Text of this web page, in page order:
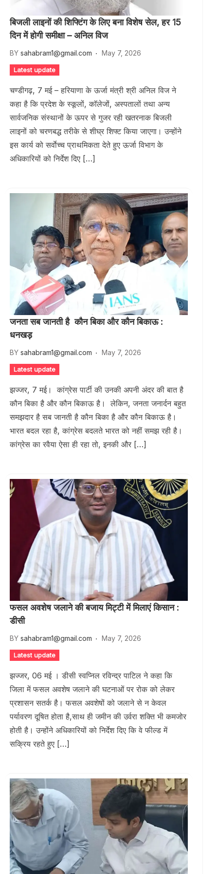
बिजली लाइनों की शिफ्टिंग के लिए बना विशेष सेल, हर 15
दिन में होगी समीक्षा – अनिल विज
BY sahabram1@gmail.com May 7, 2026
Latest update
चण्डीगढ़, 7 मई – हरियाणा के ऊर्जा मंत्री श्री अनिल विज ने
कहा है कि प्रदेश के स्कूलों, कॉलेजों, अस्पतालों तथा अन्य
सार्वजनिक संस्थानों के ऊपर से गुजर रही खतरनाक बिजली
लाइनों को चरणबद्ध तरीके से शीघ्र शिफ्ट किया जाएगा। उन्होंने
इस कार्य को सर्वाेच्च प्राथमिकता देते हुए ऊर्जा विभाग के
अधिकारियों को निर्देश दिए […]
जनता सब जानती है कौन बिका और कौन बिकाऊ :
धनखड़
BY sahabram1@gmail.com May 7, 2026
Latest update
झज्जर, 7 मई। कांग्रेस पार्टी की उनकी अपनी अंदर की बात है
कौन बिका है और कौन बिकाऊ है। लेकिन, जनता जनार्दन बहुत
समझदार है सब जानती है कौन बिका है और कौन बिकाऊ है।
भारत बदल रहा है, कांग्रेस बदलते भारत को नहीं समझ रही है।
कांग्रेस का रवैया ऐसा ही रहा तो, इनकी और […]
फसल अवशेष जलाने की बजाय मिट्टी में मिलाएं किसान :
डीसी
BY sahabram1@gmail.com May 7, 2026
Latest update
झज्जर, 06 मई । डीसी स्वप्निल रविन्द्र पाटिल ने कहा कि
जिला में फसल अवशेष जलाने की घटनाओं पर रोक को लेकर
प्रशासन सतर्क है। फसल अवशेषों को जलाने से न केवल
पर्यावरण दूषित होता है,साथ ही जमीन की उर्वरा शक्ति भी कमजोर
होती है। उन्होंने अधिकारियों को निर्देश दिए कि वे फील्ड में
सक्रिय रहते हुए […]